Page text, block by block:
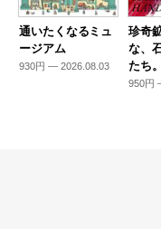
通いたくなるミュ
ージアム
930円 — 2026.08.03
珍奇
な、
たち
950円